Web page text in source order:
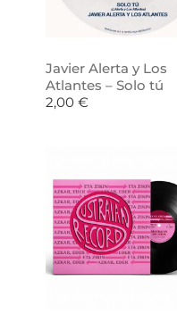
Javier Alerta y Los
Atlantes – Solo tú
2,00 €